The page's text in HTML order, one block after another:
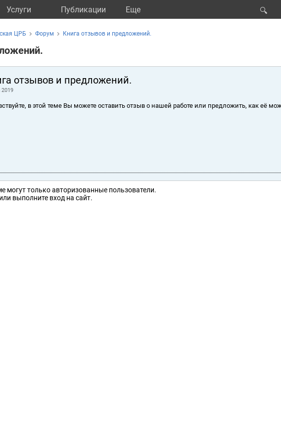
Услуги Публикации Eще 🔍
ЦРБ Форум Книга отзывов и предложений.
отзывов и предложений.
2019
в этой теме Вы можете оставить отзыв о нашей работе или предложить, как её
могут только авторизованные пользователи.
или выполните вход на сайт.